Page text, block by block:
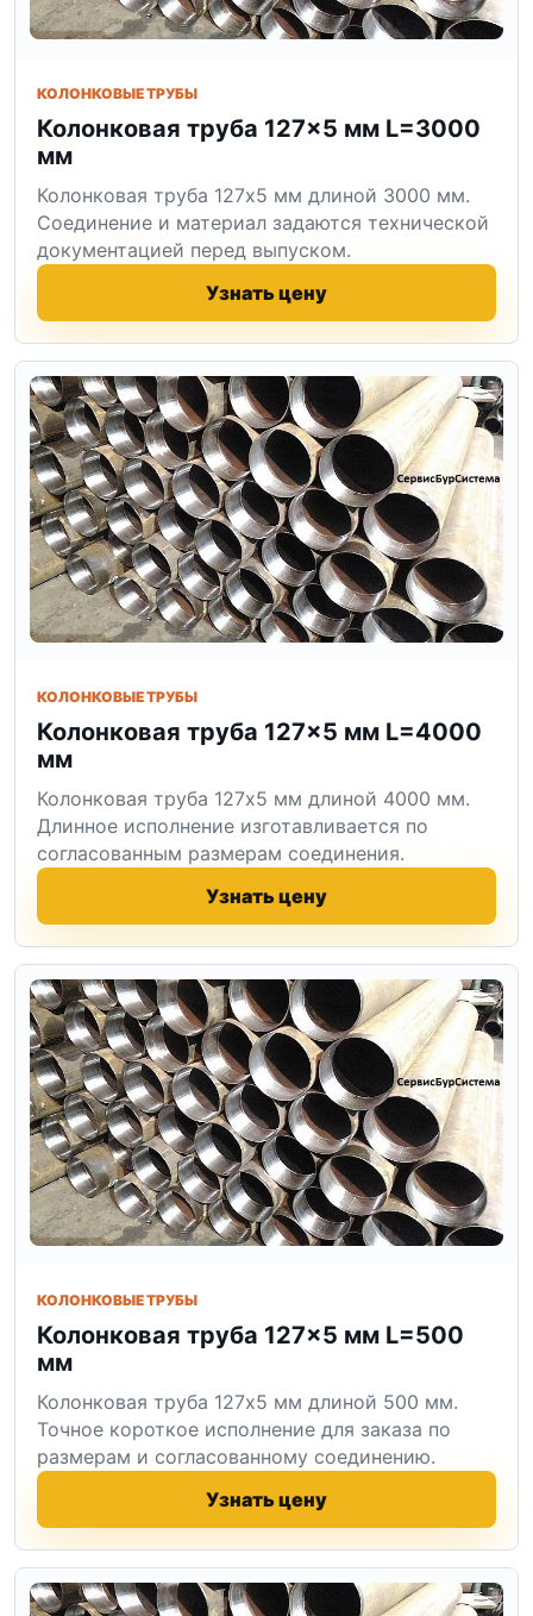
КОЛОНКОВЫЕ ТРУБЫ
Колонковая труба 127×5 мм L=3000
мм
Колонковая труба 127x5 мм длиной 3000 мм.
Соединение и материал задаются технической
документацией перед выпуском.
Узнать цену
КОЛОНКОВЫЕ ТРУБЫ
Колонковая труба 127×5 мм L=4000
мм
Колонковая труба 127x5 мм длиной 4000 мм.
Длинное исполнение изготавливается по
согласованным размерам соединения.
Узнать цену
КОЛОНКОВЫЕ ТРУБЫ
Колонковая труба 127×5 мм L=500
мм
Колонковая труба 127x5 мм длиной 500 мм.
Точное короткое исполнение для заказа по
размерам и согласованному соединению.
Узнать цену